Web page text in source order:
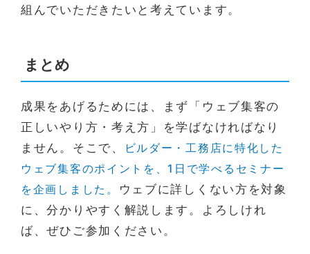
組んでいただきたいと考えています。
まとめ
成果をあげるためには、まず「ウェブ集客の
正しいやり方・考え方」を学ばなければなり
ません。そこで、
ビルダー・工務店に特化した
ウェブ集客のポイントを、1日で学べるセミナー
を企画しました。
ウェブに詳しくない方を対象
に、分かりやすく解説します。よろしけれ
ば、ぜひご参加ください。